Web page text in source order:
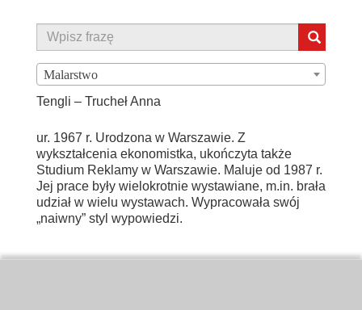
Malarstwo
Tengli – Trucheł Anna
ur. 1967 r. Urodzona w Warszawie. Z
wykształcenia ekonomistka, ukończyta także
Studium Reklamy w Warszawie. Maluje od 1987 r.
Jej prace były wielokrotnie wystawiane, m.in. brała
udział w wielu wystawach. Wypracowała swój
„naiwny” styl wypowiedzi.